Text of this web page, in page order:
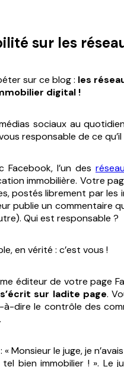
sur les
sur ce blog : les
digital !
sociaux au
responsable de ce
Facebook, l’un des
immobilière. Votre
postés librement par les
publie un commentaire
Qui est responsable ?
en vérité : c’est vous !
éditeur de votre page
sur ladite page.
à-dire le contrôle des
Monsieur le juge, je
bien immobilier ! ». Le